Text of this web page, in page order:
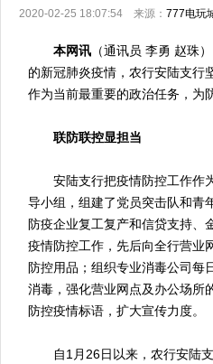
2020-02-25 18:07:54 来源： 777电玩
本网讯 （通讯员 李勇 赵珠
的新冠肺炎疫情，农行安陆支行
作为当前最重要的政治任务，为
联防联控显担当
安陆支行把疫情防控工作作为
导小组，组建了党员突击队和青
防疫企业复工复产和信贷支持、
疫情防控工作，先后向全行营业
防控用品；组织专业消毒公司每
消毒，强化营业网点及办公场所
防控疫情标语，扩大宣传力度。
自1月26日以来，农行安陆支